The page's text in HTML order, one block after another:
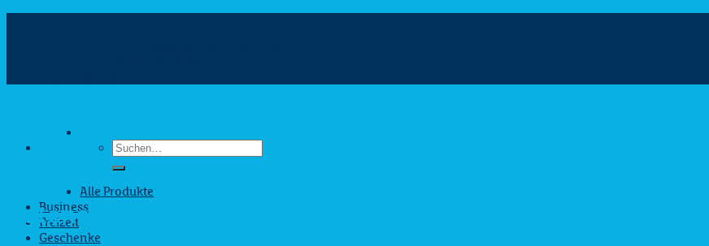
Suchen
nach:
Alle Produkte
Business
Freizeit
Geschenke
Datenschutzerklärung